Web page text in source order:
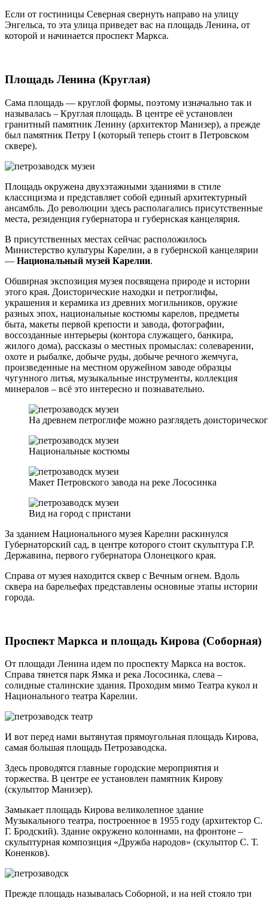
Если от гостиницы Северная свернуть направо на улицу
Энгельса, то эта улица приведет вас на площадь Ленина, от
которой и начинается проспект Маркса.
Площадь Ленина (Круглая)
Сама площадь — круглой формы, поэтому изначально так и
называлась – Круглая площадь. В центре её установлен
гранитный памятник Ленину (архитектор Манизер), а прежде
был памятник Петру I (который теперь стоит в Петровском
сквере).
Площадь окружена двухэтажными зданиями в стиле
классицизма и представляет собой единый архитектурный
ансамбль. До революции здесь располагались присутственные
места, резиденция губернатора и губернская канцелярия.
В присутственных местах сейчас расположилось
Министерство культуры Карелии, а в губернской канцелярии
— Национальный музей Карелии.
Обширная экспозиция музея посвящена природе и истории
этого края. Доисторические находки и петроглифы,
украшения и керамика из древних могильников, оружие
разных эпох, национальные костюмы карелов, предметы
быта, макеты первой крепости и завода, фотографии,
воссозданные интерьеры (контора служащего, банкира,
жилого дома), рассказы о местных промыслах: солеварении,
охоте и рыбалке, добыче руды, добыче речного жемчуга,
произведенные на местном оружейном заводе образцы
чугунного литья, музыкальные инструменты, коллекция
минералов – всё это интересно и познавательно.
На древнем петроглифе можно разглядеть
Национальные костюмы
Макет Петровского завода на реке Лососинка
Вид на город с пристани
За зданием Национального музея Карелии раскинулся
Губернаторский сад, в центре которого стоит скульптура Г.Р.
Державина, первого губернатора Олонецкого края.
Справа от музея находится сквер с Вечным огнем. Вдоль
сквера на барельефах представлены основные этапы истории
города.
Проспект Маркса и площадь Кирова (Соборная)
От площади Ленина идем по проспекту Маркса на восток.
Справа тянется парк Ямка и река Лососинка, слева –
солидные сталинские здания. Проходим мимо Театра кукол и
Национального театра Карелии.
И вот перед нами вытянутая прямоугольная площадь Кирова,
самая большая площадь Петрозаводска.
Здесь проводятся главные городские мероприятия и
торжества. В центре ее установлен памятник Кирову
(скульптор Манизер).
Замыкает площадь Кирова великолепное здание
Музыкального театра, построенное в 1955 году (архитектор С.
Г. Бродский). Здание окружено колоннами, на фронтоне –
скульптурная композиция «Дружба народов» (скульптор С. Т.
Коненков).
Прежде площадь называлась Соборной, и на ней стояло три